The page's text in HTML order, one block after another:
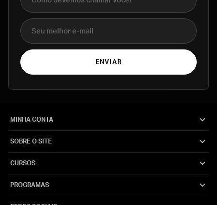
E-mail
ENVIAR
MINHA CONTA
SOBRE O SITE
CURSOS
PROGRAMAS